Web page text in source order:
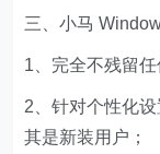
三、小马
1、完全不残留
2、针对个性化
其是新装用户；